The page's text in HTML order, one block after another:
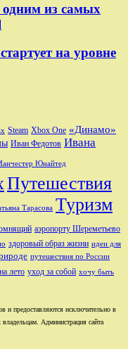
из самых
на уровне
Steam Xbox One «Динамо»
Иван Федотов Ивана
Юнайтед
Путешествия
Тарасова Туризм
аэропорту Шереметьево
здоровый образ жизни идеи для
путешествия по России
лето уход за собой хочу быть
и предоставляются исключительно в
Администрация сайта